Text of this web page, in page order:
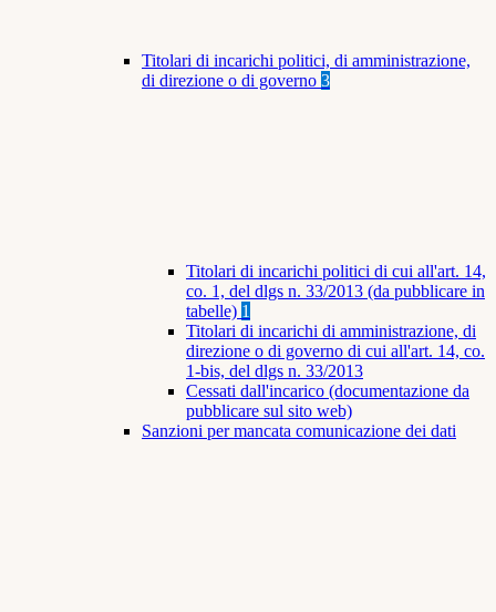
Titolari di incarichi politici, di amministrazione,
di direzione o di governo 3
Titolari di incarichi politici di cui all'art. 14,
co. 1, del dlgs n. 33/2013 (da pubblicare in
tabelle) 1
Titolari di incarichi di amministrazione, di
direzione o di governo di cui all'art. 14, co.
1-bis, del dlgs n. 33/2013
Cessati dall'incarico (documentazione da
pubblicare sul sito web)
Sanzioni per mancata comunicazione dei dati